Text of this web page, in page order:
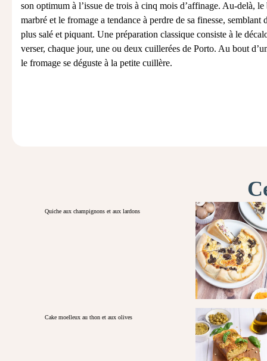
son optimum à l’issue de trois à cinq mois d’affinage. Au-delà,
marbré et le fromage a tendance à perdre de sa finesse, semblant
plus salé et piquant. Une préparation classique consiste à le
verser, chaque jour, une ou deux cuillerées de Porto. Au bout
le fromage se déguste à la petite cuillère.
Quiche aux champignons et aux lardons
Cake moelleux au thon et aux olives